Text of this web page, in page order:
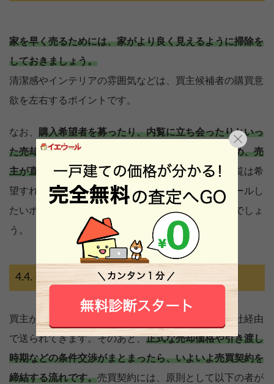
家を早く売るためには、家がより良く見えるように掃除を
しておきましょう。
清潔感やインテリアの雰囲気などは、買主候補者の購買意
欲を左右するポイントです。
なお、 購入希望者を募ったり、内覧に立ち会ったりといっ
た売却活動は基本的に不動産会社が行ってくれるため、売
主が直接的に関わる必要はありません。ただし、内覧は希
望すれば立ち会いが可能なため、希望者に直接アピールし
たいポイントがある場合は積極的に参加するといいでしょ
う。
売買契約を結ぶ
買主が決まったら「不動産購入申込書」が不動産会社経由
で送られてきます。そのあと、正式な売却価格や引き渡し
時期などの条件交渉がまとまったら、いよいよ売買契約を
締結する流れです。売買契約には、原則として以下の者が